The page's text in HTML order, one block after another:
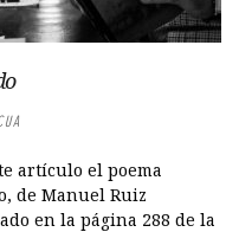
artículo el poema
de Manuel Ruiz
en la página 288 de la